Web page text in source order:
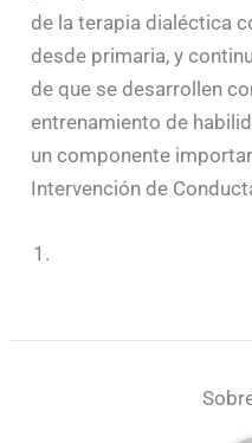
de la terapia dialéctica
desde primaria, y
de que se desarrollen
entrenamiento de
un componente
Intervención de